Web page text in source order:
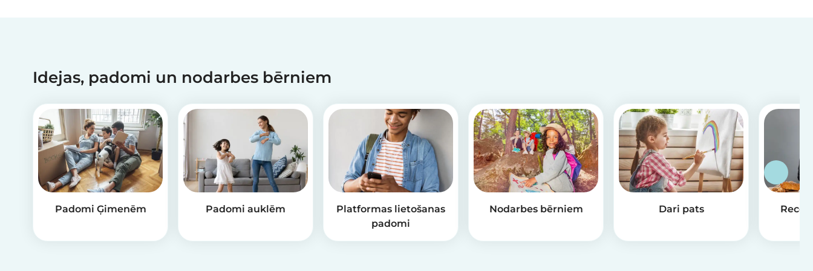
Idejas, padomi un nodarbes bērniem
Padomi Ģimenēm Padomi auklēm
Platformas lietošanas
padomi
Nodarbes bērniem Dari pats